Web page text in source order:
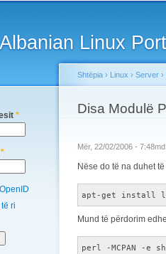
Albanian Linux
*
*
ri
You are here
Shtëpia › Linux › Server ›
Disa Modulë
Mër, 22/02/2006 -
Nëse do të na duhet
apt-get install
Mund të përdorim
perl -MCPAN -e